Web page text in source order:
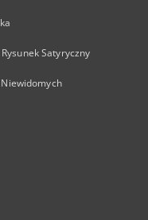
Satyryczny